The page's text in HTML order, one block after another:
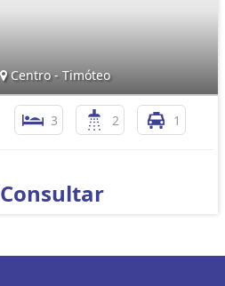
Centro - Timóteo
3 2 1
Consultar